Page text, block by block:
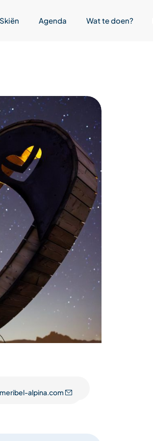
Skiën Agenda Wat te doen?
alpina.com